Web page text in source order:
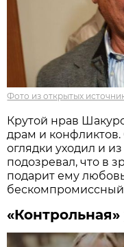
Фото из открытых
Крутой нрав
драм и конфликтов.
оглядки уходил и
подозревал, что в
подарит ему
бескомпромиссный